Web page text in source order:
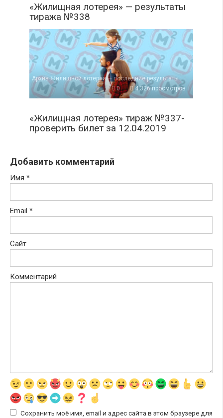
«Жилищная лотерея» — результаты
тиража №338
Архив Жилищной лотереи — последние результаты
0
4 326 просмотров
«Жилищная лотерея» тираж №337-
проверить билет за 12.04.2019
Добавить комментарий
Имя *
Email *
Сайт
Комментарий
Сохранить моё имя, email и адрес сайта в этом браузере для